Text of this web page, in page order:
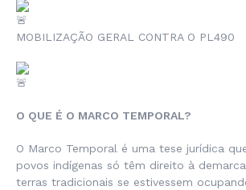
MOBILIZAÇÃO GERAL CONTRA O PL490
O QUE É O MARCO TEMPORAL?
O Marco Temporal é uma tese jurídica
povos indígenas só têm direito à
terras tradicionais se estivessem